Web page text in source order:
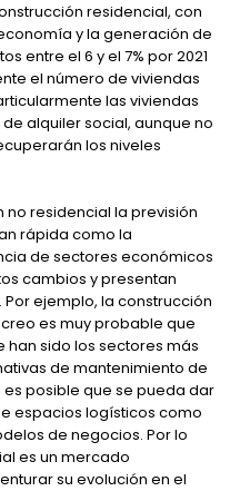
residencial, con
y la generación de
entre el 6 y el 7% por 2021
el número de viviendas
las viviendas
alquiler social, aunque no
los niveles
residencial la previsión
rápida como la
de sectores económicos
cambios y presentan
ejemplo, la construcción
es muy probable que
sido los sectores más
de mantenimiento de
posible que se pueda dar
espacios logísticos como
de negocios. Por lo
es un mercado
su evolución en el